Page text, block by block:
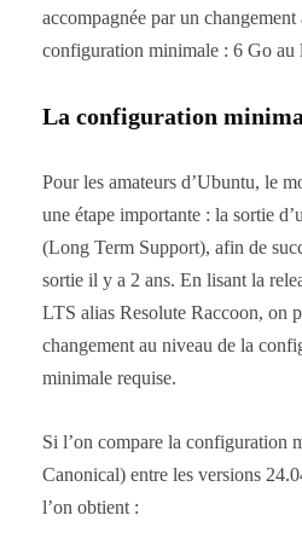
accompagnée par un
configuration minimale : 6 Go au
La configuration
Pour les amateurs d’Ubuntu, le
une étape importante : la sortie
(Long Term Support), afin de
sortie il y a 2 ans. En lisant la
LTS alias Resolute Raccoon, on
changement au niveau de la
minimale requise.
Si l’on compare la configuration
Canonical) entre les versions
l’on obtient :